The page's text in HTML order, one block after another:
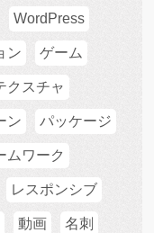
WordPress
ン ゲーム
クスチャ
ン パッケージ
ムワーク
レスポンシブ
動画 名刺